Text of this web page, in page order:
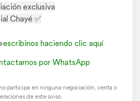
exclusiva
Chayé ✅
escribinos haciendo clic aquí
por WhatsApp
participa en ninguna negociación, venta o
de este aviso.